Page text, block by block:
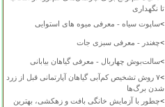
تا نگهداری
>ساپوت سیاه - معرفی میوه های استوایی
>چغندر - معرفی سبزی جات
>سالت‌بوش چهاربال - معرفی گیاهان بیابانی
>
۷ روش تشخیص کم‌آبی گیاهان آپارتمانی قبل از زرد
شدن برگ‌ها
>چطور با آزمایش خانگی بافت و زهکشی، بهترین